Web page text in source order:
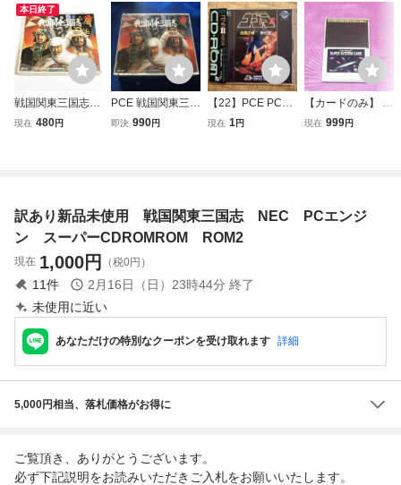
本日終了
戦国関東三国志
【箱・説明書有
現在 480円
PCE 戦国関東三国
志 説明書無し
即決 990円
【22】PCE PCエ
ンジン CD-ROM2
現在 1円
【カードのみ】 P
Cエンジン スーパ
現在 999円
訳あり新品未使用 戦国関東三国志 NEC PCエンジ
ン スーパーCDROMROM ROM2
現在 1,000円 （税0円）
11件 2月16日（日）23時44分 終了
未使用に近い
あなただけの特別なクーポンを受け取れます 詳細
5,000円相当、落札価格がお得に
ご覧頂き、ありがとうございます。
必ず下記説明をお読みいただきご入札をお願いいたします。